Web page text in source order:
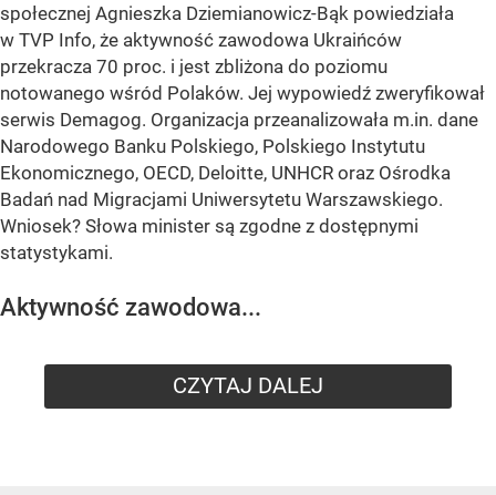
społecznej Agnieszka Dziemianowicz-Bąk powiedziała
w TVP Info, że aktywność zawodowa Ukraińców
przekracza 70 proc. i jest zbliżona do poziomu
notowanego wśród Polaków. Jej wypowiedź zweryfikował
serwis Demagog. Organizacja przeanalizowała m.in. dane
Narodowego Banku Polskiego, Polskiego Instytutu
Ekonomicznego, OECD, Deloitte, UNHCR oraz Ośrodka
Badań nad Migracjami Uniwersytetu Warszawskiego.
Wniosek? Słowa minister są zgodne z dostępnymi
statystykami.
Aktywność zawodowa...
CZYTAJ DALEJ